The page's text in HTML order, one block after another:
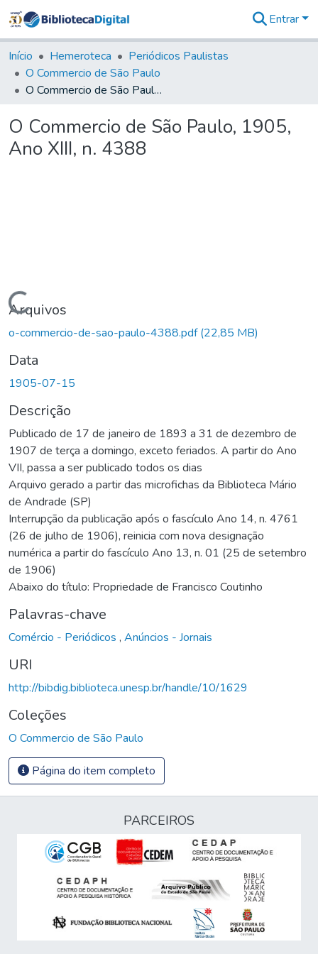
&
Coleções
Tudo na
Biblioteca
Estatísticas
Entrar
Início Hemeroteca
Periódicos Paulistas
O Commercio de São Paulo
O Commercio de São Paulo, 1905, Ano XIII, n. 4388
O Commercio de São Paulo, 1905,
Ano XIII, n. 4388
Carregando...
Arquivos
o-commercio-de-sao-paulo-4388.pdf(22,85 MB)
Data
1905-07-15
Descrição
Publicado de 17 de janeiro de 1893 a 31 de dezembro de
1907 de terça a domingo, exceto feriados. A partir do Ano
VII, passa a ser publicado todos os dias
Arquivo gerado a partir das microfichas da Biblioteca Mário
de Andrade (SP)
Interrupção da publicação após o fascículo Ano 14, n. 4761
(26 de julho de 1906), reinicia com nova designação
numérica a partir do fascículo Ano 13, n. 01 (25 de setembro
de 1906)
Abaixo do título: Propriedade de Francisco Coutinho
Palavras-chave
Comércio - Periódicos , Anúncios - Jornais
URI
http://bibdig.biblioteca.unesp.br/handle/10/1629
Coleções
O Commercio de São Paulo
Página do item completo
PARCEIROS